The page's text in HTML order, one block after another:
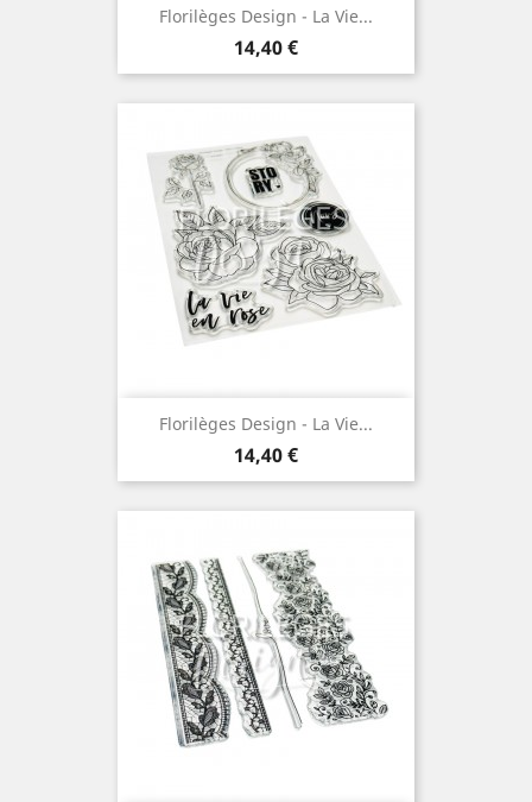
Florilèges Design - La Vie...
Prix
14,40 €
Florilèges Design - La Vie...
Prix
14,40 €